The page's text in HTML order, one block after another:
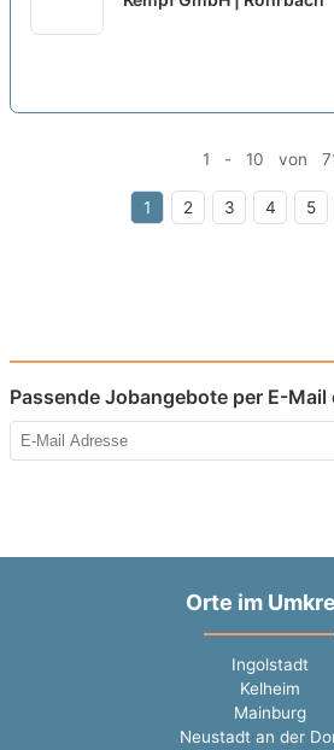
1 - 10 von
1 2 3 4 5
Passende Jobangebote per E-Mail
Orte im
Ingolstadt
Kelheim
Mainburg
Neustadt an der